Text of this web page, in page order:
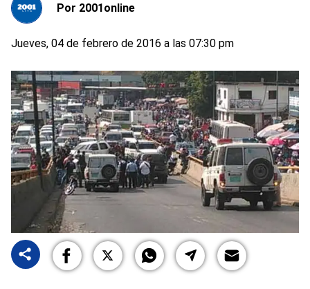
Por 2001online
Jueves, 04 de febrero de 2016 a las 07:30 pm